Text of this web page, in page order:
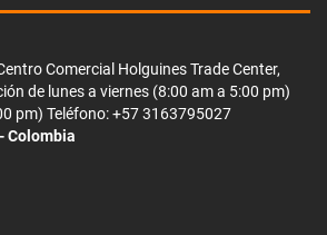
Comercial Holguines Trade Center,
de lunes a viernes (8:00 am a 5:00 pm)
pm) Teléfono: +57 3163795027
Colombia